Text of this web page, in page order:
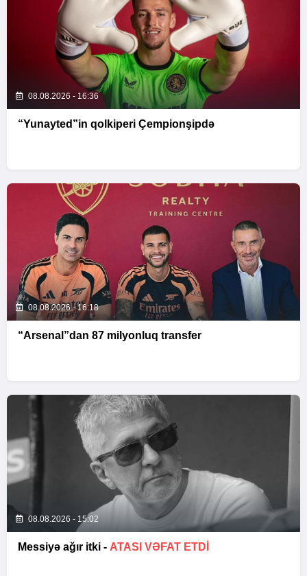
08.08.2026 - 16:36
“Yunayted”in qolkiperi Çempionşipdə
08.08.2026 - 16:18
“Arsenal”dan 87 milyonluq transfer
08.08.2026 - 15:02
Messiyə ağır itki - ATASI VƏFAT ETDI